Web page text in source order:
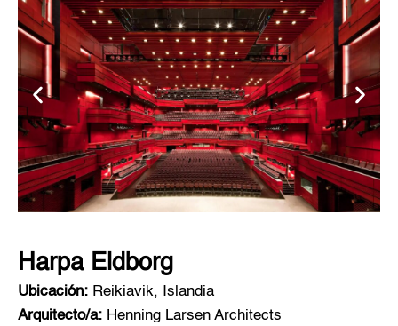
Harpa Eldborg
Ubicación: Reikiavik, Islandia
Arquitecto/a: Henning Larsen Architects